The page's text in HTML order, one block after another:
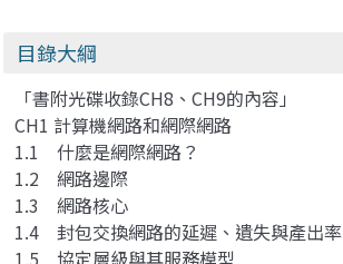
目錄大綱
「書附光碟收錄CH8、CH9的內容」
CH1 計算機網路和網際網路
1.1 什麼是網際網路？
1.2 網路邊際
1.3 網路核心
1.4 封包交換網路的延遲、遺失與產出率
1.5 協定層級與其服務模型